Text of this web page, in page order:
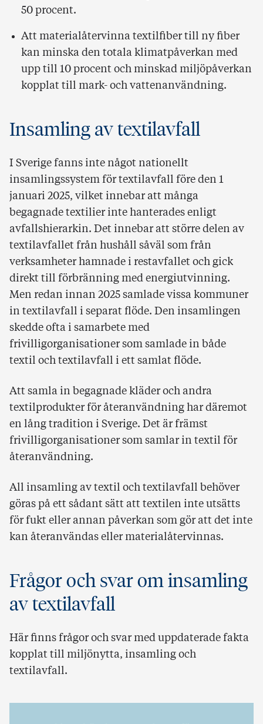
50 procent.
Att materialåtervinna textilfiber till ny fiber
kan minska den totala klimatpåverkan med
upp till 10 procent och minskad miljöpåverkan
kopplat till mark- och vattenanvändning.
Insamling av textilavfall
I Sverige fanns inte något nationellt
insamlingssystem för textilavfall före den 1
januari 2025, vilket innebar att många
begagnade textilier inte hanterades enligt
avfallshierarkin. Det innebar att större delen av
textilavfallet från hushåll såväl som från
verksamheter hamnade i restavfallet och gick
direkt till förbränning med energiutvinning.
Men redan innan 2025 samlade vissa kommuner
in textilavfall i separat flöde. Den insamlingen
skedde ofta i samarbete med
frivilligorganisationer som samlade in både
textil och textilavfall i ett samlat flöde.
Att samla in begagnade kläder och andra
textilprodukter för återanvändning har däremot
en lång tradition i Sverige. Det är främst
frivilligorganisationer som samlar in textil för
återanvändning.
All insamling av textil och textilavfall behöver
göras på ett sådant sätt att textilen inte utsätts
för fukt eller annan påverkan som gör att det inte
kan återanvändas eller materialåtervinnas.
Frågor och svar om insamling
av textilavfall
Här finns frågor och svar med uppdaterade fakta
kopplat till miljönytta, insamling och
textilavfall.